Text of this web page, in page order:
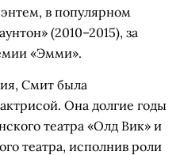
в популярном
(2010–2015), за
«Эмми».
Смит была
Она долгие годы
театра «Олд Вик» и
театра, исполнив роли